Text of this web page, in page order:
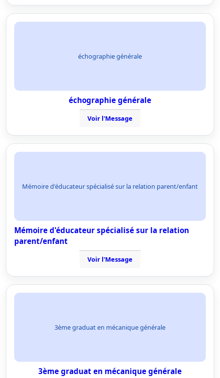
échographie générale
échographie générale
Voir l'Message
Mémoire d'éducateur spécialisé sur la relation parent/enfant
Mémoire d'éducateur spécialisé sur la relation
parent/enfant
Voir l'Message
3ème graduat en mécanique générale
3ème graduat en mécanique générale